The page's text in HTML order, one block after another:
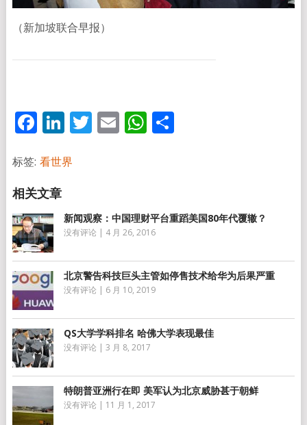
（新加坡联合早报）
Facebook
LinkedIn
Twitter
EmailWhatsApp
分
标签: 看世界
新闻观察：中国理财平台重蹈美国80年代覆辙？
没有评论 | 4 月 26, 2016
北京警告科技巨头主管如停售技术给华为后果严重
没有评论 | 6 月 10, 2019
QS大学学科排名 哈佛大学表现最佳
没有评论 | 3 月 8, 2017
特朗普亚洲行在即 美军认为北京威胁甚于朝鲜
没有评论 | 11 月 1, 2017